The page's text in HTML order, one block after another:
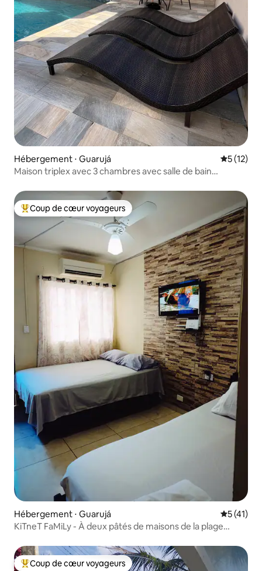
Hébergement ⋅ Guarujá
5 (12)
Maison triplex avec 3 chambres avec salle de bain
Coups de cœur voyageurs les plus appréciés
Coup de cœur voyageurs
Hébergement ⋅ Guarujá
5 (41)
KiTneT FaMiLy - À deux pâtés de maisons de la plage
Coups de cœur voyageurs les plus appréciés
Coup de cœur voyageurs